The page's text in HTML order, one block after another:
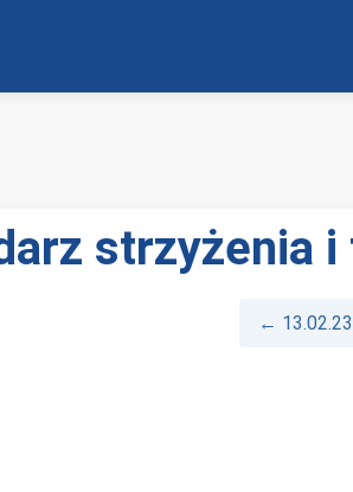
strzyżenia
← 13.02.23